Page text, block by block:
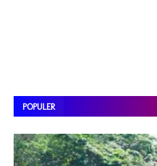
POPULER